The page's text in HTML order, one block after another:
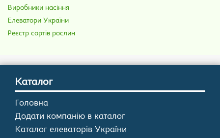
Виробники насіння
Елеватори України
Реєстр сортів рослин
Каталог
Головна
Додати компанію в каталог
Каталог елеваторів України